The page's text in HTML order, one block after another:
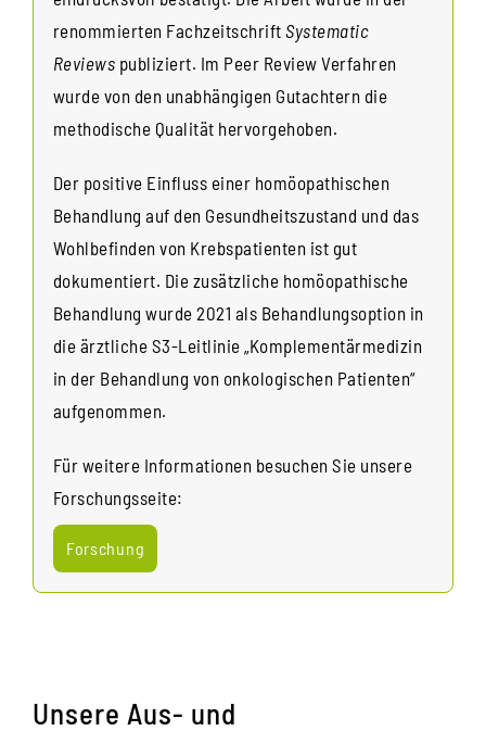
renommierten FachzeitschriftSystematic
Reviews publiziert. Im Peer Review Verfahren
wurde von den unabhängigen Gutachtern die
methodische Qualität hervorgehoben.
Der positive Einfluss einer homöopathischen
Behandlung auf den Gesundheitszustand und das
Wohlbefinden von Krebspatienten ist gut
dokumentiert. Die zusätzliche homöopathische
Behandlung wurde 2021 als Behandlungsoption in
die ärztliche S3-Leitlinie „Komplementärmedizin
in der Behandlung von onkologischen Patienten“
aufgenommen.
Für weitere Informationen besuchen Sie unsere
Forschungsseite:
Forschung
Unsere Aus- und